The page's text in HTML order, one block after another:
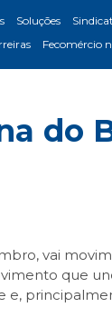
Soluções
Fecomércio
do
vai
que